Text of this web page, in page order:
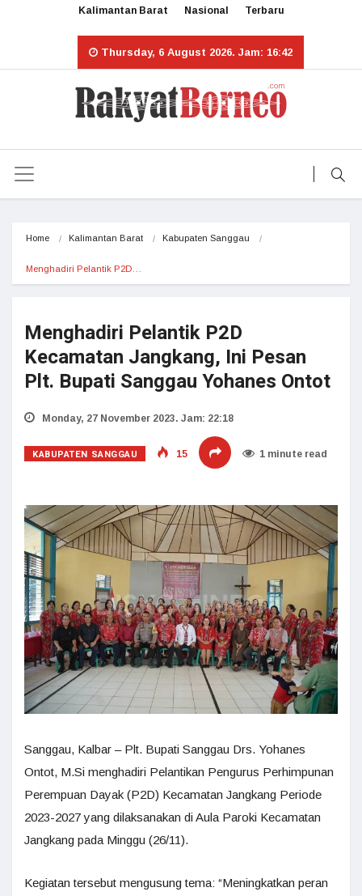
Kalimantan Barat Nasional Terbaru
Thursday, 6 August 2026. Jam: 16:42
Home Kalimantan Barat Kabupaten Sanggau
Menghadiri Pelantik P2D…
Menghadiri Pelantik P2D
Kecamatan Jangkang, Ini Pesan
Plt. Bupati Sanggau Yohanes Ontot
Monday, 27 November 2023. Jam: 22:18
KABUPATEN SANGGAU 15 1 minute read
Sanggau, Kalbar – Plt. Bupati Sanggau Drs. Yohanes
Ontot, M.Si menghadiri Pelantikan Pengurus Perhimpunan
Perempuan Dayak (P2D) Kecamatan Jangkang Periode
2023-2027 yang dilaksanakan di Aula Paroki Kecamatan
Jangkang pada Minggu (26/11).
Kegiatan tersebut mengusung tema: “Meningkatkan peran